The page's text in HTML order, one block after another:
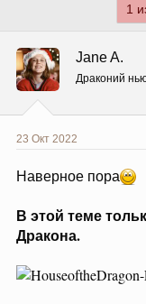
р
т
е
ы
а
ч
л
1
Jane A.
Драконий
23 Окт 2022
Наверное пора
В этой теме
Дракона.